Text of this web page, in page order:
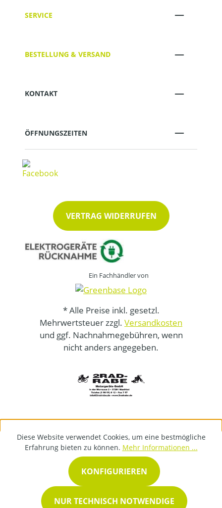
SERVICE
BESTELLUNG & VERSAND
KONTAKT
ÖFFNUNGSZEITEN
VERTRAG WIDERRUFEN
Ein Fachhändler von
* Alle Preise inkl. gesetzl.
Mehrwertsteuer zzgl. Versandkosten
und ggf. Nachnahmegebühren, wenn
nicht anders angegeben.
Diese Website verwendet Cookies, um eine bestmögliche
Erfahrung bieten zu können. Mehr Informationen ...
NUR TECHNISCH NOTWENDIGE
KONFIGURIEREN